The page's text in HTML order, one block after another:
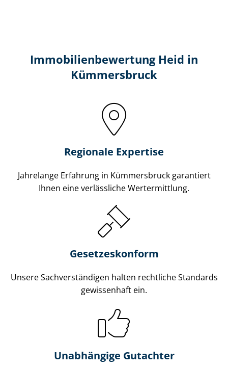
Immobilien­bewertung Heid in
Kümmersbruck
Regionale Expertise
Jahrelange Erfahrung in Kümmersbruck garantiert
Ihnen eine verlässliche Wertermittlung.
Gesetzes­konform
Unsere Sach­ver­stän­di­gen halten rechtliche Standards
gewissenhaft ein.
Unabhängige Gutachter